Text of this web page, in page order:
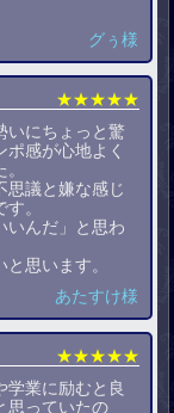
グぅ様
★★★★★
いにちょっと驚
感が心地よく
思議と嫌な感じ
。
いんだ」と思わ
思います。
あたすけ様
★★★★★
学業に励むと良
思っていたの